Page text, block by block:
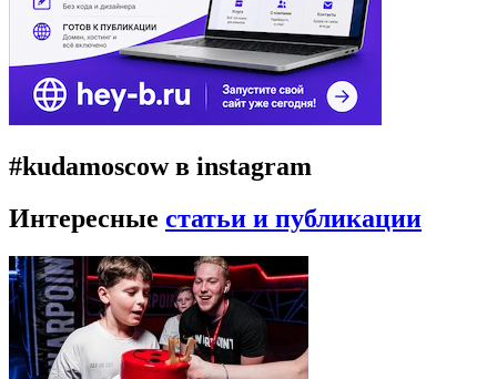
#kudamoscow в instagram
Интересные статьи и публикации